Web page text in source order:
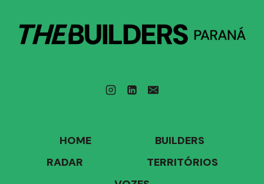
HOME
BUILDERS
RADAR
TERRITÓRIOS